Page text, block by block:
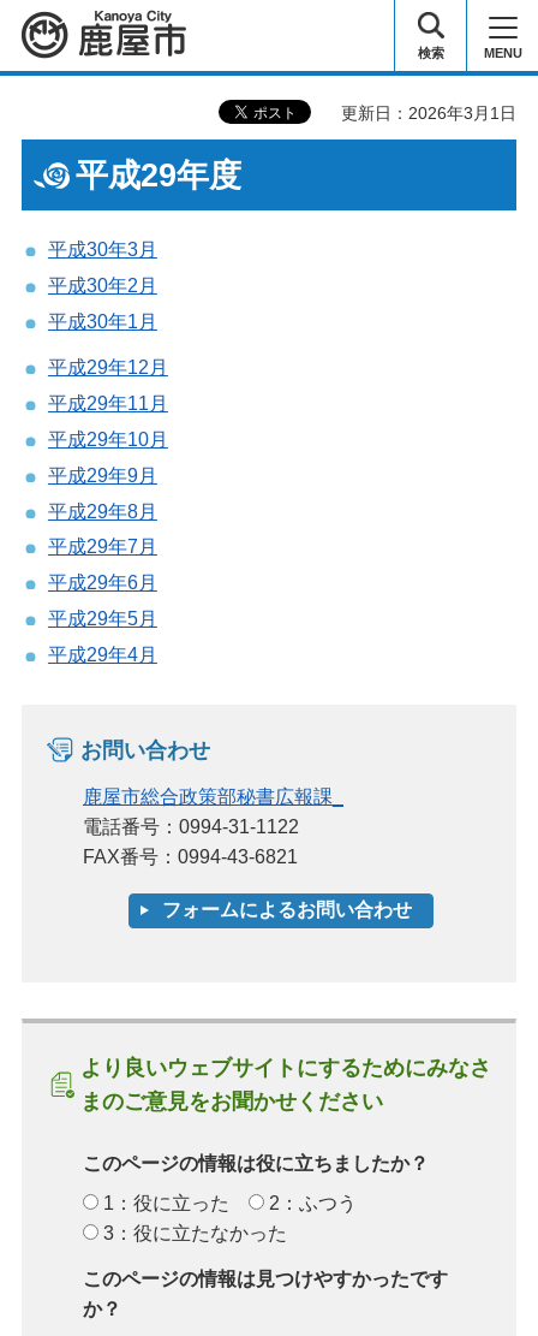
鹿屋市 検索 MENU
更新日：2026年3月1日
平成29年度
平成30年3月
平成30年2月
平成30年1月
平成29年12月
平成29年11月
平成29年10月
平成29年9月
平成29年8月
平成29年7月
平成29年6月
平成29年5月
平成29年4月
お問い合わせ
鹿屋市総合政策部秘書広報課_
電話番号：0994-31-1122
FAX番号：0994-43-6821
より良いウェブサイトにするためにみなさ
まのご意見をお聞かせください
このページの情報は役に立ちましたか？
1：役に立った
2：ふつう
3：役に立たなかった
このページの情報は見つけやすかったです
か？